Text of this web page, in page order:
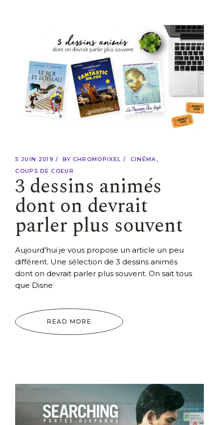
5 JUIN 2019 BY CHROMOPIXEL
CINÉMA
COUPS DE COEUR
3 dessins animés
dont on devrait
parler plus souvent
Aujourd’hui je vous propose un article un peu
différent. Une sélection de 3 dessins animés
dont on devrait parler plus souvent. On sait tous
que Disne
READ MORE